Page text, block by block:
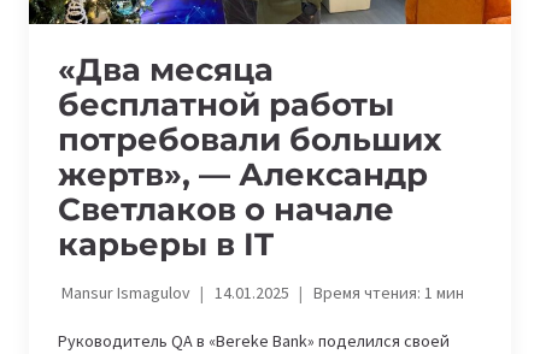
«Два месяца
бесплатной работы
потребовали больших
жертв», — Александр
Светлаков о начале
карьеры в IT
Mansur Ismagulov 14.01.2025 Время чтения: 1мин
Руководитель QA в «Bereke Bank» поделился своей